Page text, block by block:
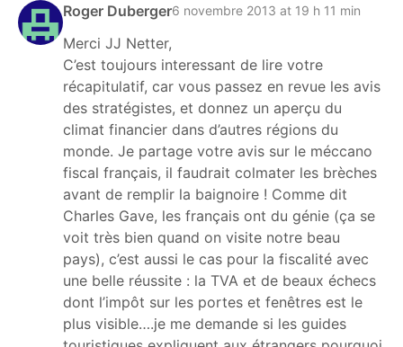
Roger Duberger6 novembre 2013 at 19 h 11 min
Merci JJ Netter,
C’est toujours interessant de lire votre
récapitulatif, car vous passez en revue les avis
des stratégistes, et donnez un aperçu du
climat financier dans d’autres régions du
monde. Je partage votre avis sur le méccano
fiscal français, il faudrait colmater les brèches
avant de remplir la baignoire ! Comme dit
Charles Gave, les français ont du génie (ça se
voit très bien quand on visite notre beau
pays), c’est aussi le cas pour la fiscalité avec
une belle réussite : la TVA et de beaux échecs
dont l’impôt sur les portes et fenêtres est le
plus visible….je me demande si les guides